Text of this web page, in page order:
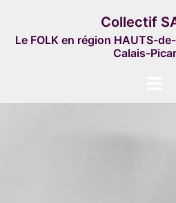
contenu
Collectif
Le FOLK en région HAUTS-
Calais-